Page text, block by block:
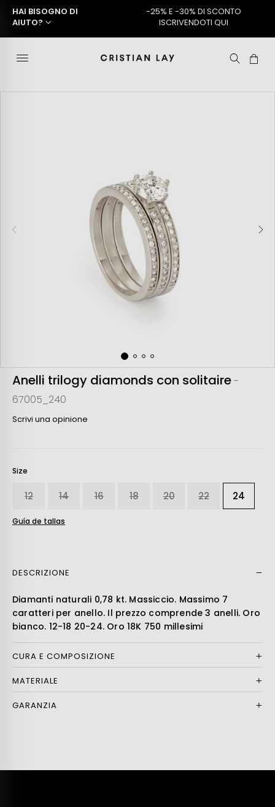
HAI BISOGNO DI
AIUTO?
-25% E -30% DI SCONTO
ISCRIVENDOTI QUI
Anelli trilogy diamonds con solitaire-
67005_240
Scrivi una opinione
Size
12 14 16 18 20 22 24
Guía de tallas
DESCRIZIONE
Diamanti naturali 0,78 kt. Massiccio. Massimo 7
caratteri per anello. Il prezzo comprende 3 anelli. Oro
bianco. 12-18 20-24. Oro 18K 750 millesimi
CURA E COMPOSIZIONE
MATERIALE
GARANZIA